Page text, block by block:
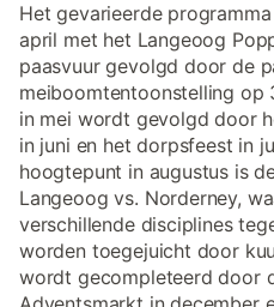
Het gevarieerde
april met het Langeoog
paasvuur gevolgd door de
meiboomtentoonstelling op
in mei wordt gevolgd door
in juni en het dorpsfeest in
hoogtepunt in augustus is
Langeoog vs. Norderney,
verschillende disciplines
worden toegejuicht door
wordt gecompleteerd door